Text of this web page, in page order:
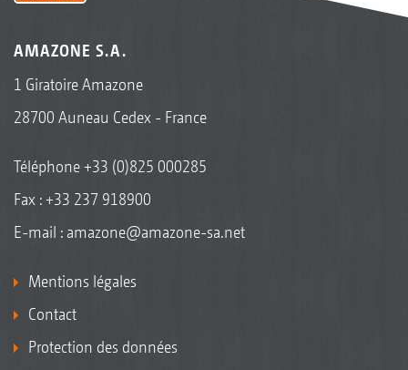
AMAZONE S.A.
1 Giratoire Amazone
28700 Auneau Cedex - France
Téléphone+33 (0)825 000285
Fax : +33 237 918900
E-mail : amazone@amazone-sa.net
Mentions légales
Contact
Protection des données